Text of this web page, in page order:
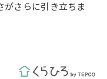
がさらに引き立ちま